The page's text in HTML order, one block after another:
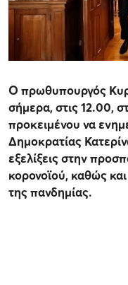
O πρωθυπουργός
σήμερα, στις 12.00,
προκειμένου να
Δημοκρατίας
εξελίξεις στην
κορονοϊού, καθώς
της πανδημίας.